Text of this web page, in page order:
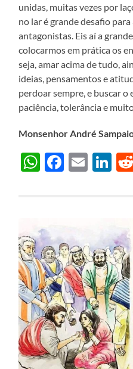
unidas, muitas vezes por
no lar é grande desafio
antagonistas. Eis aí a
colocarmos em prática os
seja, amar acima de tudo,
ideias, pensamentos e
perdoar sempre, e buscar
paciência, tolerância e
Monsenhor André
WhatsApp
Email